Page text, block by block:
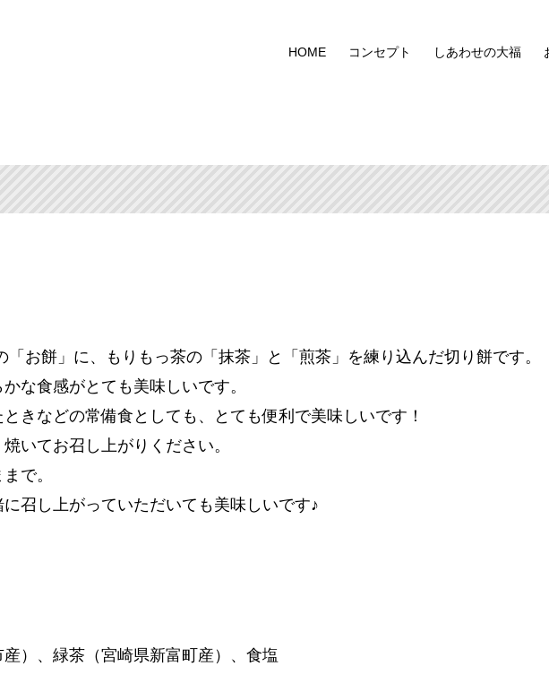
HOME コンセプト しあわせの大福
お餅」に、もりもっ茶の「抹茶」と「煎茶」を練り込んだ切り餅です。
な食感がとても美味しいです。
きなどの常備食としても、とても便利で美味しいです！
いてお召し上がりください。
で。
召し上がっていただいても美味しいです♪
）、緑茶（宮崎県新富町産）、食塩